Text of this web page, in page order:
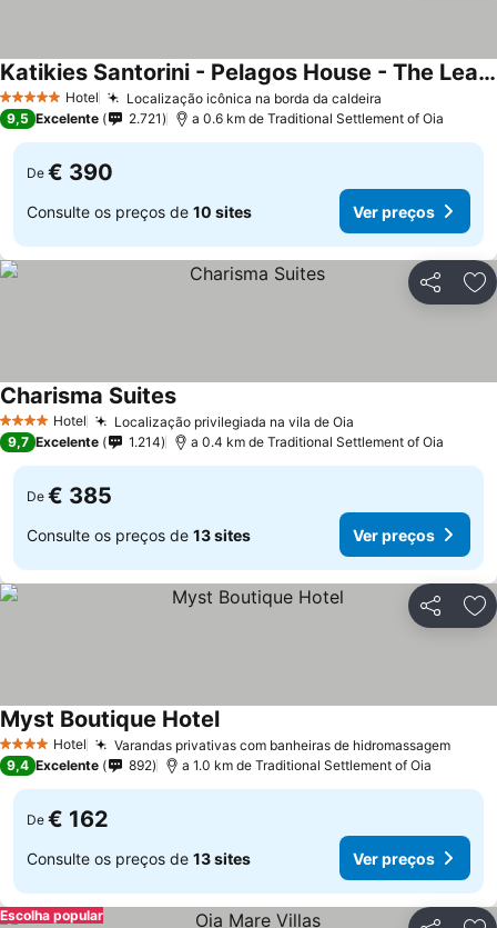
5 Estrelas Hotel Localização icônica na borda da caldeira
Katikies Santorini - Pelagos House - The Leading Hotels of the World
9,5 Excelente 2.721 a 0.6 km de Traditional Settlement of Oia
De € 390
Consulte os preços de 10 sites Ver preços
Partilhar
4 EstrelasHotel Localização privilegiada na vila de Oia
Charisma Suites
9,7 Excelente 1.214 a 0.4 km de Traditional Settlement of Oia
De € 385
Consulte os preços de 13 sites Ver preços
Partilhar
4 EstrelasHotel Varandas privativas com banheiras de hidromassagem
Myst Boutique Hotel
9,4 Excelente 892 a 1.0 km de Traditional Settlement of Oia
De € 162
Consulte os preços de 13 sites Ver preços
Escolha popular